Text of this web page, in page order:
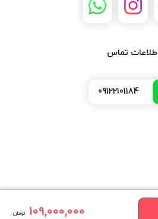
109,000,000 تومان
تماس
09122101184